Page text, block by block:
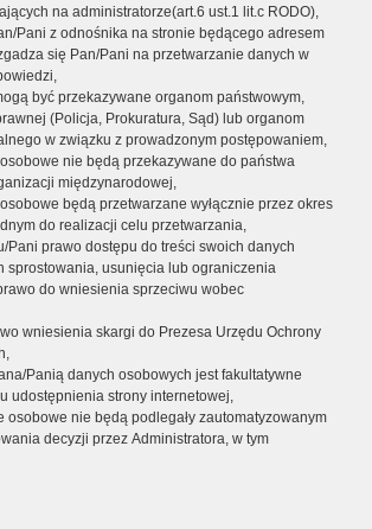
na administratorze(art.6 ust.1 lit.c RODO),
Pani z odnośnika na stronie będącego adresem
się Pan/Pani na przetwarzanie danych w
być przekazywane organom państwowym,
(Policja, Prokuratura, Sąd) lub organom
w związku z prowadzonym postępowaniem,
nie będą przekazywane do państwa
międzynarodowej,
będą przetwarzane wyłącznie przez okres
do realizacji celu przetwarzania,
Pani prawo dostępu do treści swoich danych
sprostowania, usunięcia lub ograniczenia
do wniesienia sprzeciwu wobec
wniesienia skargi do Prezesa Urzędu Ochrony
Panią danych osobowych jest fakultatywne
udostępnienia strony internetowej,
osobowe nie będą podlegały zautomatyzowanym
decyzji przez Administratora, w tym